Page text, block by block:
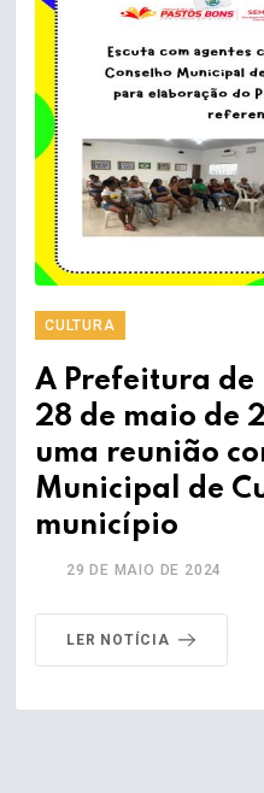
CULTURA
A Prefeitura de
28 de maio de
uma reunião
Municipal de
município
29 DE MAIO DE 2024
LER NOTÍCIA